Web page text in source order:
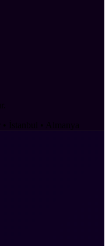
• İstanbul • Almanya